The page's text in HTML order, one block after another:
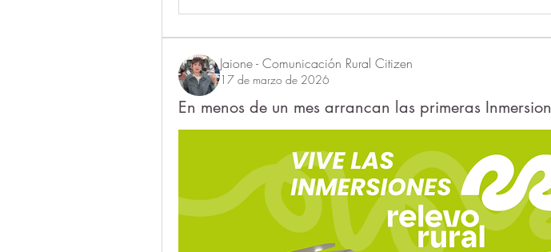
Jaione - Comunicación Rural Citizen
17 de marzo de 2026
En menos de un mes arrancan las primeras